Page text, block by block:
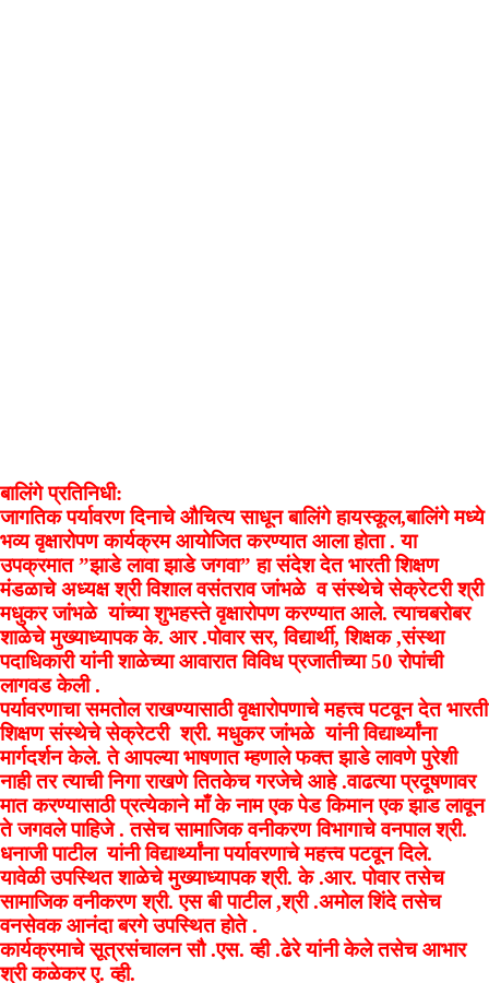
बालिंगे प्रतिनिधी:
जागतिक पर्यावरण दिनाचे औचित्य साधून बालिंगे हायस्कूल,बालिंगे मध्ये
भव्य वृक्षारोपण कार्यक्रम आयोजित करण्यात आला होता . या
उपक्रमात ”झाडे लावा झाडे जगवा” हा संदेश देत भारती शिक्षण
मंडळाचे अध्यक्ष श्री विशाल वसंतराव जांभळे व संस्थेचे सेक्रेटरी श्री
मधुकर जांभळे यांच्या शुभहस्ते वृक्षारोपण करण्यात आले. त्याचबरोबर
शाळेचे मुख्याध्यापक के. आर .पोवार सर, विद्यार्थी, शिक्षक ,संस्था
पदाधिकारी यांनी शाळेच्या आवारात विविध प्रजातीच्या 50 रोपांची
लागवड केली .
पर्यावरणाचा समतोल राखण्यासाठी वृक्षारोपणाचे महत्त्व पटवून देत भारती
शिक्षण संस्थेचे सेक्रेटरी श्री. मधुकर जांभळे यांनी विद्यार्थ्यांना
मार्गदर्शन केले. ते आपल्या भाषणात म्हणाले फक्त झाडे लावणे पुरेशी
नाही तर त्याची निगा राखणे तितकेच गरजेचे आहे .वाढत्या प्रदूषणावर
मात करण्यासाठी प्रत्येकाने माँ के नाम एक पेड किमान एक झाड लावून
ते जगवले पाहिजे . तसेच सामाजिक वनीकरण विभागाचे वनपाल श्री.
धनाजी पाटील यांनी विद्यार्थ्यांना पर्यावरणाचे महत्त्व पटवून दिले.
यावेळी उपस्थित शाळेचे मुख्याध्यापक श्री. के .आर. पोवार तसेच
सामाजिक वनीकरण श्री. एस बी पाटील ,श्री .अमोल शिंदे तसेच
वनसेवक आनंदा बरगे उपस्थित होते .
कार्यक्रमाचे सूत्रसंचालन सौ .एस. व्ही .ढेरे यांनी केले तसेच आभार
श्री कळेकर ए. व्ही.